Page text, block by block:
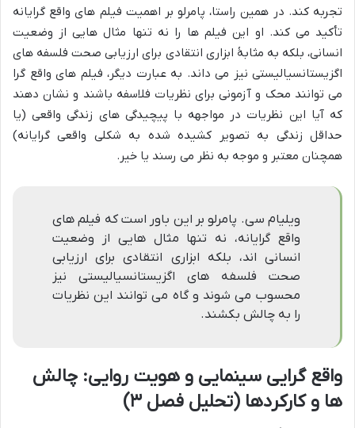
تجربه کند. در همین راستا، پامرلو بر اهمیت فیلم های واقع گرایانه
تأکید می کند. او این فیلم ها را نه تنها مثال هایی از وضعیت
انسانی، بلکه به مثابۀ ابزاری انتقادی برای ارزیابی صحت فلسفه های
اگزیستانسیالیستی نیز می داند. به عبارت دیگر، فیلم های واقع گرا
می توانند محک و آزمونی برای نظریات فلاسفه باشند و نشان دهند
که آیا این نظریات در مواجهه با پیچیدگی های زندگی واقعی (یا
حداقل زندگی به تصویر کشیده شده به شکلی واقعی گرایانه)
همچنان معتبر و موجه به نظر می رسند یا خیر.
ویلیام سی. پامرلو بر این باور است که فیلم های
واقع گرایانه، نه تنها مثال هایی از وضعیت
انسانی اند، بلکه ابزاری انتقادی برای ارزیابی
صحت فلسفه های اگزیستانسیالیستی نیز
محسوب می شوند و گاه می توانند این نظریات
را به چالش بکشند.
واقع گرایی سینمایی و هویت روایی: چالش
ها و کارکردها (تحلیل فصل ۳)